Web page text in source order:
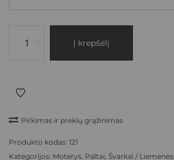
Į krepšelį
Pirkimas ir prekių grąžinimas
Produkto kodas: 121
Kategorijos: Moterys Paltai Švarkai / Liemenės